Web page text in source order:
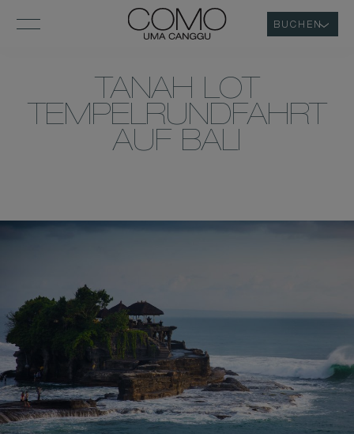
BUCHEN
TANAH LOT
TEMPELRUNDFAHRT
AUF BALI